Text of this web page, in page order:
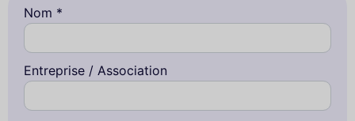
Nom *
Entreprise / Association